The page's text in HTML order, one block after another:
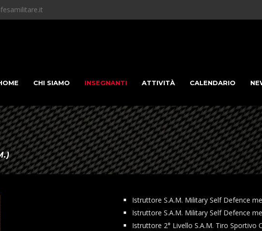
CHI SIAMO INSEGNANTI ATTIVITÀ CALENDARIO
Istruttore S.A.M. Military Self Defence
Istruttore S.A.M. Military Self Defence
Istruttore 2° Livello S.A.M. Tiro Sportivo